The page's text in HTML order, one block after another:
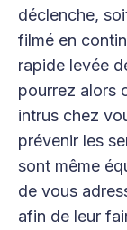
déclenche,
filmé en
rapide levée
pourrez alors
intrus chez
prévenir les
sont même
de vous
afin de leur